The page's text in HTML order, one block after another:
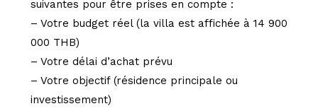
suivantes pour être prises en compte :
– Votre budget réel (la villa est affichée à 14 900
000 THB)
– Votre délai d’achat prévu
– Votre objectif (résidence principale ou
investissement)